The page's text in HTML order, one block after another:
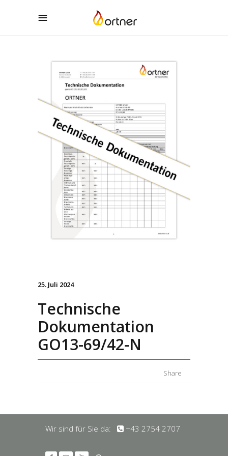
25. Juli 2024
Technische
Dokumentation
GO13-69/42-N
Share
Wir sind für Sie da: +43 2754 2707